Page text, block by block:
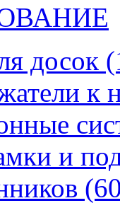
досок
к
и